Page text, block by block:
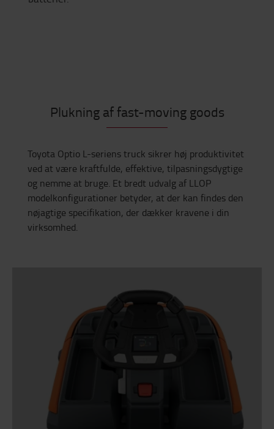
Plukning af fast-moving goods
Toyota Optio L-seriens truck sikrer høj produktivitet
ved at være kraftfulde, effektive, tilpasningsdygtige
og nemme at bruge. Et bredt udvalg af LLOP
modelkonfigurationer betyder, at der kan findes den
nøjagtige specifikation, der dækker kravene i din
virksomhed.